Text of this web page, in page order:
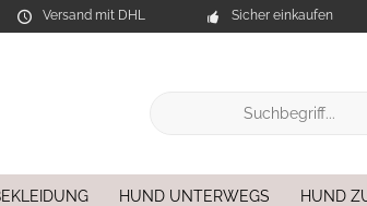
Versand mit DHL Sicher einkaufen
HUND UNTERWEGS HUND